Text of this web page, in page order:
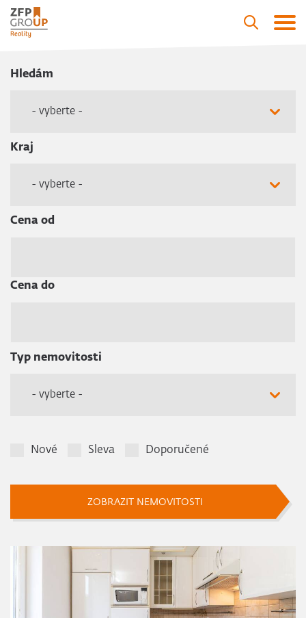
Hledám
- vyberte -
Kraj
- vyberte -
Cena od
Cena do
Typ nemovitosti
- vyberte -
Nové Sleva Doporučené
ZOBRAZIT NEMOVITOSTI